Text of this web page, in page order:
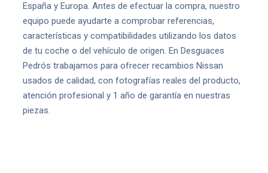
España y Europa. Antes de efectuar la compra, nuestro
equipo puede ayudarte a comprobar referencias,
características y compatibilidades utilizando los datos
de tu coche o del vehículo de origen. En Desguaces
Pedrós trabajamos para ofrecer recambios Nissan
usados de calidad, con fotografías reales del producto,
atención profesional y 1 año de garantía en nuestras
piezas.